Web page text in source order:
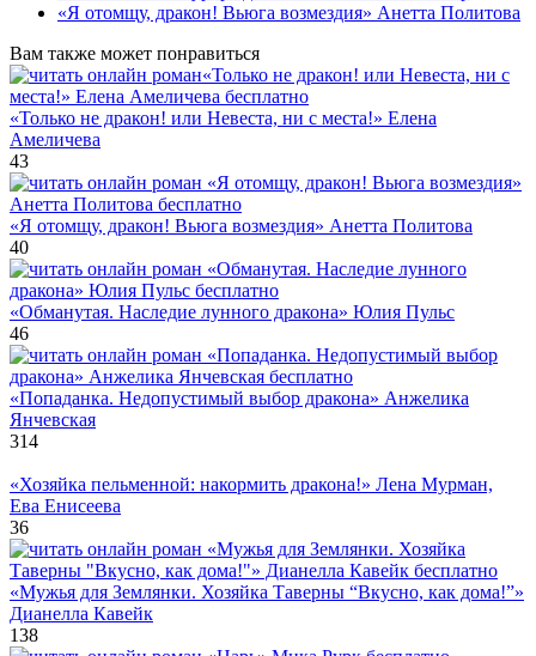
«Я отомщу, дракон! Вьюга возмездия» Анетта Политова
Вам также может понравиться
«Только не дракон! или Невеста, ни с места!» Елена
Амеличева
43
«Я отомщу, дракон! Вьюга возмездия» Анетта Политова
40
«Обманутая. Наследие лунного дракона» Юлия Пульс
46
«Попаданка. Недопустимый выбор дракона» Анжелика
Янчевская
314
«Хозяйка пельменной: накормить дракона!» Лена Мурман,
Ева Енисеева
36
«Мужья для Землянки. Хозяйка Таверны “Вкусно, как дома!”»
Дианелла Кавейк
138